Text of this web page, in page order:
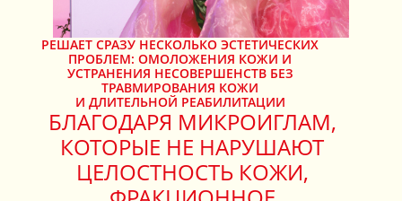
РЕШАЕТ СРАЗУ НЕСКОЛЬКО ЭСТЕТИЧЕСКИХ
ПРОБЛЕМ: ОМОЛОЖЕНИЯ КОЖИ И
УСТРАНЕНИЯ НЕСОВЕРШЕНСТВ БЕЗ
ТРАВМИРОВАНИЯ КОЖИ
И ДЛИТЕЛЬНОЙ РЕАБИЛИТАЦИИ
БЛАГОДАРЯ МИКРОИГЛАМ,
КОТОРЫЕ НЕ НАРУШАЮТ
ЦЕЛОСТНОСТЬ КОЖИ,